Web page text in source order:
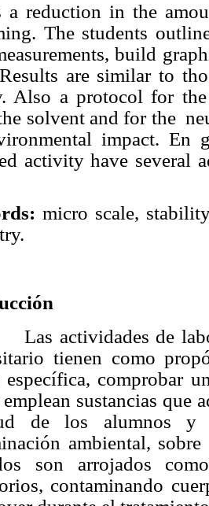
a reduction in the
The students
build
are similar to
Also a protocol for
solvent and for the
impact. En
activity have several
micro scale,
de
tienen como
específica, comprobar
sustancias que
de los alumnos y
ambiental,
son arrojados
contaminando